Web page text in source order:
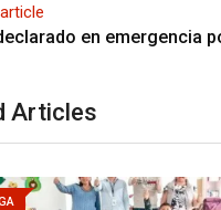
en emergencia
Articles